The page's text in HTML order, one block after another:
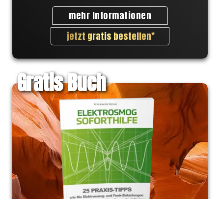
mehr Informationen
jetzt gratis bestellen
Gratis Buch